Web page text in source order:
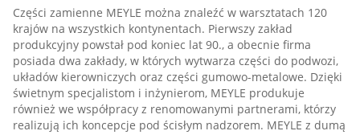
Części zamienne MEYLE można znaleźć w warsztatach 120
krajów na wszystkich kontynentach. Pierwszy zakład
produkcyjny powstał pod koniec lat 90., a obecnie firma
posiada dwa zakłady, w których wytwarza części do podwozi,
układów kierowniczych oraz części gumowo-metalowe. Dzięki
świetnym specjalistom i inżynierom, MEYLE produkuje
również we współpracy z renomowanymi partnerami, którzy
realizują ich koncepcje pod ścisłym nadzorem. MEYLE z dumą